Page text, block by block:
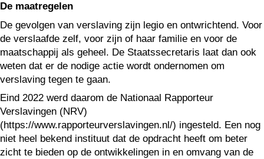
De maatregelen
De gevolgen van verslaving zijn legio en ontwrichtend. Voor
de verslaafde zelf, voor zijn of haar familie en voor de
maatschappij als geheel. De Staatssecretaris laat dan ook
weten dat er de nodige actie wordt ondernomen om
verslaving tegen te gaan.
Eind 2022 werd daarom de Nationaal Rapporteur
Verslavingen (NRV)
(https://www.rapporteurverslavingen.nl/) ingesteld. Een nog
niet heel bekend instituut dat de opdracht heeft om beter
zicht te bieden op de ontwikkelingen in en omvang van de